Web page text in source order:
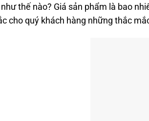
như thế nào? Giá sản phẩm là bao
cho quý khách hàng những thắc